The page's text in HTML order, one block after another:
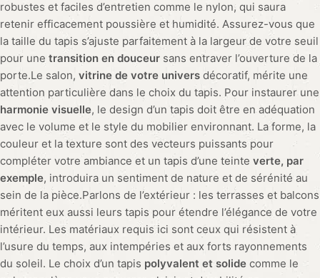
rouge est le “tapis motif abstrait coloré”. Avec tous ces zigzags
et ces formes étranges, vous pourrez prétendre que la tache
fait partie de l’œuvre d’art !
Comment se débarrasser des poils d’animaux incrustés dans
un tapis ?
Pour enlever les poils d’animaux incrustés dans un tapis, il
suffit de verser une demi-tasse d’amour pour les animaux, un
quart de tasse de patience et un soupçon de magie, puis de
prononcer une incantation. Bon, en réalité, un bon aspirateur
avec une brosse adaptée devrait faire l’affaire.
Comment choisir le bon tapis pour un espace de vie
minimaliste
Pour un espace de vie minimaliste, le choix du tapis est crucial.
Optez pour un tapis blanc immaculé et marchez dessus avec
précaution comme si vous étiez sur des œufs pour maintenir
l’illusion de propreté parfaite. Ou alors, choisissez un tapis